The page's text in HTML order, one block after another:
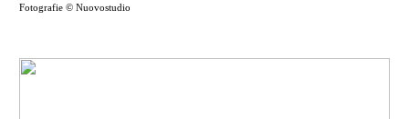
Fotografie © Nuovostudio